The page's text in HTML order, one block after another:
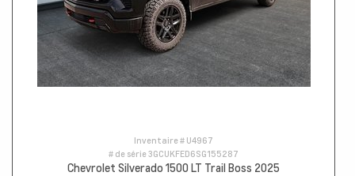
Inventaire # U4967
# de série3GCUKFED6SG155287
Chevrolet Silverado 1500 LT Trail Boss 2025